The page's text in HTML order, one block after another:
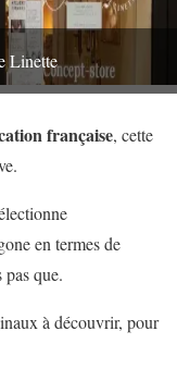
Linette
française, cette
en termes de
que.
à découvrir, pour